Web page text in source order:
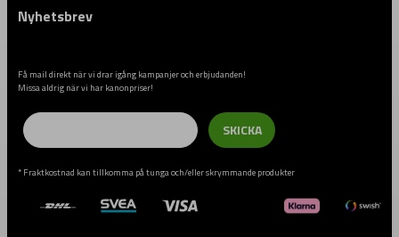
Nyhetsbrev
Få mail direkt när vi drar igång kampanjer och erbjudanden!
Missa aldrig när vi har kanonpriser!
Email
SKICKA
* Fraktkostnad kan tillkomma på tunga och/eller skrymmande produkter